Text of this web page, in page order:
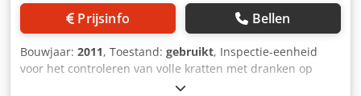
HMI-paneel.
Prijsinfo Bellen
Bouwjaar: 2011, Toestand: gebruikt, Inspectie-eenheid
voor het controleren van volle kratten met dranken op
volledigheid. Afgekeurde kratten worden automatisch